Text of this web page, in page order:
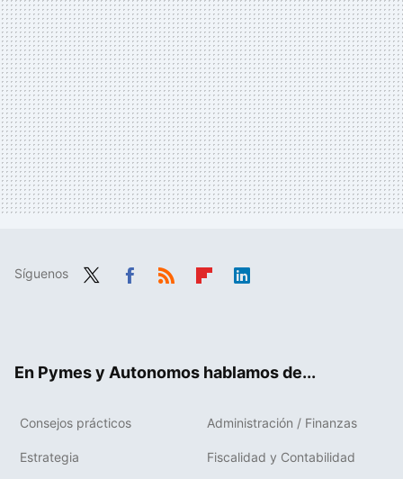
Síguenos
En Pymes y Autonomos hablamos de...
Consejos prácticos Administración / Finanzas
Estrategia Fiscalidad y Contabilidad